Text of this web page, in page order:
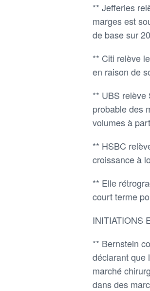
** Jefferies
marges est
de base sur
** Citi relève
en raison de
** UBS relève
probable des
volumes à
** HSBC
croissance à
** Elle
court terme
INITIATIONS
** Bernstein
déclarant que
marché
dans des